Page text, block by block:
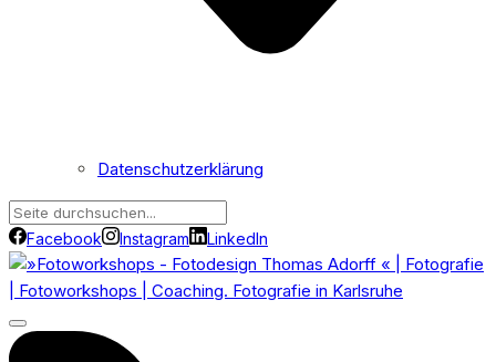
Datenschutzerklärung
Facebook Instagram LinkedIn